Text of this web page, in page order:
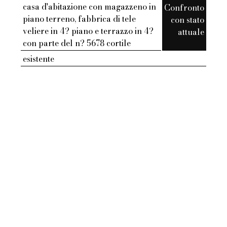
casa d'abitazione con magazzeno in
piano terreno, fabbrica di tele
veliere in 4? piano e terrazzo in 4?
con parte del n? 5678 cortile
Confronto
con stato
attuale
esistente